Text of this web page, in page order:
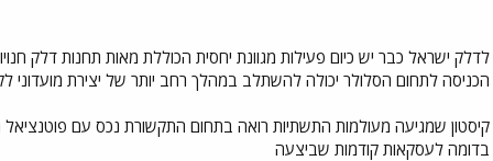
לדלק ישראל כבר יש כיום פעילות מגוונת יחסית הכוללת מאות תחנות דלק
הכניסה לתחום הסלולר יכולה להשתלב במהלך רחב יותר של יצירת מועדוני
קיסטון שמגיעה מעולמות התשתיות רואה בתחום התקשורת נכס עם
בדומה לעסקאות קודמות שביצעה